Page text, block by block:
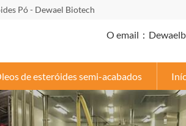
Pó - Dewael Biotech
O email：
de esteróides semi-acabados